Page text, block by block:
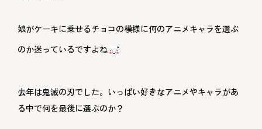
娘がケーキに乗せるチョコの模様に何のアニメキャラを選ぶ
のか迷っているですよね
去年は鬼滅の刃でした。いっぱい好きなアニメやキャラがあ
る中で何を最後に選ぶのか？